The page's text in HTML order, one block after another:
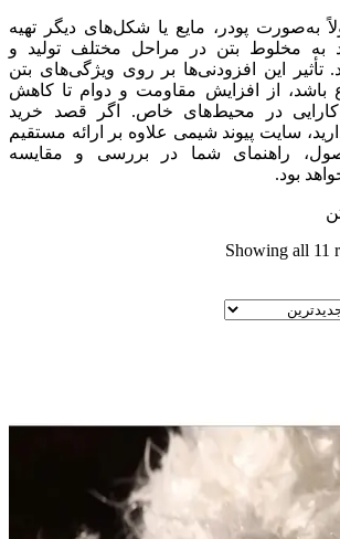
به‌صورت پودر، مایع یا شکل‌های دیگر تهیه
به مخلوط بتن در مراحل مختلف تولید و
تأثیر این افزودنی‌ها بر روی ویژگی‌های بتن
باشد، از افزایش مقاومت و دوام تا کاهش
کارایی در محیط‌های خاص. اگر قصد خرید
سایت پیوند شیمی علاوه بر ارائه مستقیم
راهنمای شما در بررسی و مقایسه
بود.
Showing all 11